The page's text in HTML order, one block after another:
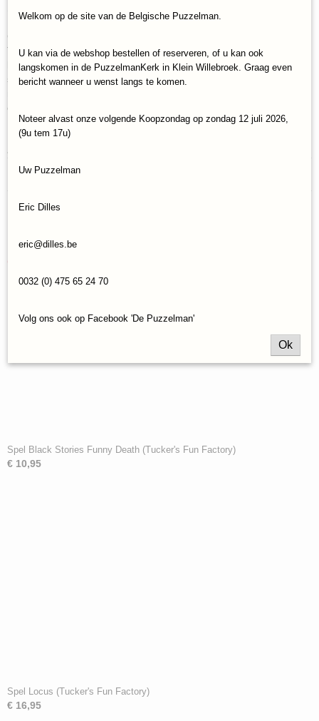
8719689883034
Omschrijving
Tuinen, parken en bossen zitten vol geheimen. Met deze 50
kaarten kun je achter een aantal van deze geheimen komen. Ga
schrijven met een veer, ontdek hoe bloemen water drinken en
een web maakt en knutsel je eigen weerstation!
Het avontuur ligt aan je voeten, dus trek je laarzen aan en begin
aan een spannende reis in de wereld van de bloemen en insecten!
Reacties
Spel Black Stories Funny Death (Tucker's Fun Factory)
€ 10,95
Spel Locus (Tucker's Fun Factory)
€ 16,95
Welkom op de site van de Belgische Puzzelman.
U kan via de webshop bestellen of reserveren, of u kan ook
langskomen in de PuzzelmanKerk in Klein Willebroek. Graag even
bericht wanneer u wenst langs te komen.
Noteer alvast onze volgende Koopzondag op zondag 12 juli 2026,
(9u tem 17u)
Uw Puzzelman
Eric Dilles
eric@dilles.be
0032 (0) 475 65 24 70
Volg ons ook op Facebook 'De Puzzelman'
Ok